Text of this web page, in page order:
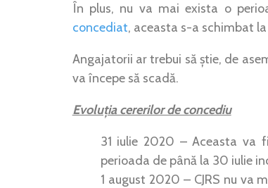
În plus, nu va mai exista o
concediat, aceasta s-a schimbat
Angajatorii ar trebui să știe, de
va începe să scadă.
Evoluția cererilor de concediu
31 iulie 2020 – Aceasta va
perioada de până la 30 iulie
1 august 2020 – CJRS nu va